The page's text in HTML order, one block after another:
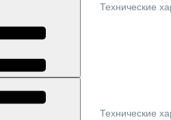
Технические
Технические